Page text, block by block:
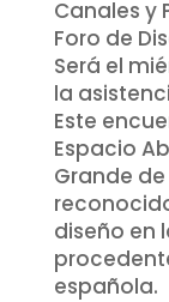
Canales y
Foro de
Será el
la
Este
Espacio
Grande
diseño en
española.